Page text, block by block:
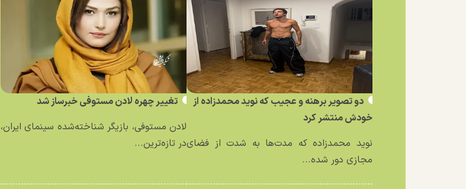
دو تصویر برهنه و عجیب که نوید محمدزاده از
خودش منتشر کرد
نوید محمدزاده که مدت‌ها به شدت از فضای
مجازی دور شده...
تغییر چهره لادن مستوفی خبرساز شد
لادن مستوفی، بازیگر شناخته‌شده سینمای ایران،
در تازه‌ترین...